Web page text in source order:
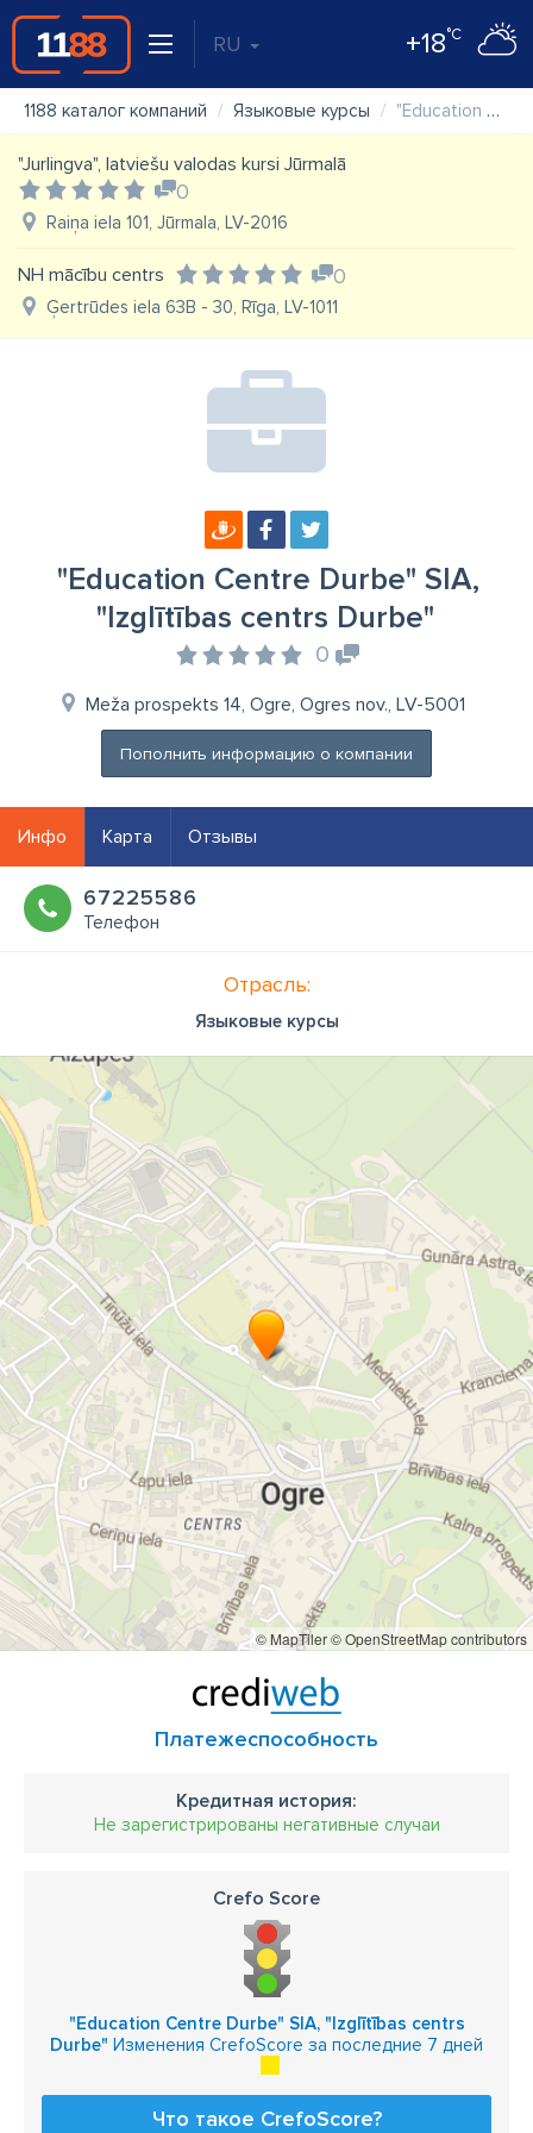
RU +18°C
1188 каталог компаний Языковые курсы "Education Centre Durbe" SIA, "Izglītības centrs Durbe"
"Jurlingva", latviešu valodas kursi Jūrmalā
0
Raiņa iela 101, Jūrmala, LV-2016
NH mācību centrs 0
Ģertrūdes iela 63B - 30, Rīga, LV-1011
"Education Centre Durbe" SIA,
"Izglītības centrs Durbe"
0
Meža prospekts 14, Ogre, Ogres nov., LV-5001
Пополнить информацию о компании
Инфо Карта Отзывы
67225586
Телефон
Отрасль:
Языковые курсы
© MapTiler© OpenStreetMap contributors
Платежеспособность
Кредитная история:
Не зарегистрированы негативные случаи
Crefo Score
"Education Centre Durbe" SIA, "Izglītības centrs
Durbe" Изменения CrefoScore за последние 7 дней
Что такое CrefoScore?